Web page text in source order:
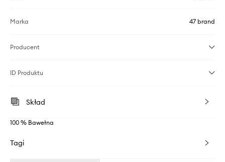
Marka 47 brand
Producent
ID Produktu
Skład
100 % Bawełna
Tagi